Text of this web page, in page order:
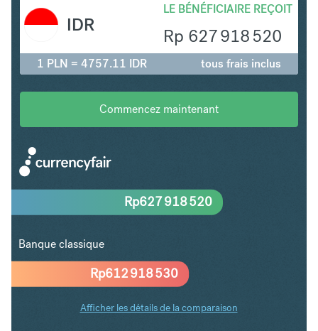
LE BÉNÉFICIAIRE REÇOIT
Rp 627 918 520
IDR
1 PLN = 4757.11 IDR tous frais inclus
Commencez maintenant
Rp612 918 530
Rp627 918 520
Banque classique
Afficher les détails de la comparaison